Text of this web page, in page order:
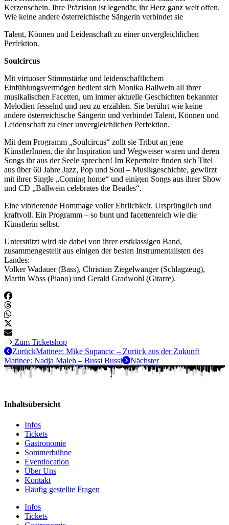
Kerzenschein. Ihre Präzision ist legendär, ihr Herz ganz weit offen.
Wie keine andere österreichische Sängerin verbindet sie
Talent, Können und Leidenschaft zu einer unvergleichlichen
Perfektion.
Soulcircus
Mit virtuoser Stimmstärke und leidenschaftlichem
Einfühlungsvermögen bedient sich Monika Ballwein all ihrer
musikalischen Facetten, um immer aktuelle Geschichten bekannter
Melodien fesselnd und neu zu erzählen. Sie berührt wie keine
andere österreichische Sängerin und verbindet Talent, Können und
Leidenschaft zu einer unvergleichlichen Perfektion.
Mit dem Programm „Soulcircus“ zollt sie Tribut an jene
KünstlerInnen, die ihr Inspiration und Wegweiser waren und deren
Songs ihr aus der Seele sprechen! Im Repertoire finden sich Titel
aus über 60 Jahre Jazz, Pop und Soul – Musikgeschichte, gewürzt
mit ihrer Single „Coming home“ und einigen Songs aus ihrer Show
und CD „Ballwein celebrates the Beatles“.
Eine vibrierende Hommage voller Ehrlichkeit. Ursprünglich und
kraftvoll. Ein Programm – so bunt und facettenreich wie die
Künstlerin selbst.
Unterstützt wird sie dabei von ihrer erstklassigen Band,
zusammengestellt aus einigen der besten Instrumentalisten des
Landes:
Volker Wadauer (Bass), Christian Ziegelwanger (Schlagzeug),
Martin Wöss (Piano) und Gerald Gradwohl (Gitarre).
Zum Ticketshop
ZurückMatinee: Mike Supancic – Zurück aus der Zukunft
Matinee: Nadja Maleh – Bussi Bussi
Nächster
Inhaltsübersicht
Infos
Tickets
Gastronomie
Sommerbühne
Eventlocation
Über Uns
Kontakt
Häufig gestellte Fragen
Infos
Tickets